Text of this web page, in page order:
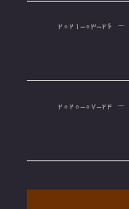
2021-03-26
2020-07-24